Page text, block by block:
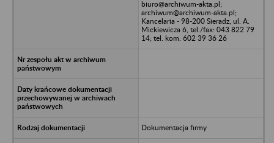
biuro@archiwum-akta.pl;
archiwum@archiwum-akta.pl;
Kancelaria - 98-200 Sieradz, ul. A.
Mickiewicza 6, tel./fax: 043 822 79
14; tel. kom. 602 39 36 26
Dokumentacja firmy